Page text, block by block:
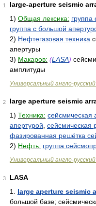
1
large-aperture seismic
1) Общая лексика: группа
группа с большой
2) Нефтегазовая техника
апертуры
3) Макаров: (LASA)
амплитуды
Универсальный англо-
2
large aperture seismic
1) Техника: сейсмическая
апертурой сейсмическая
фазированная решётка
2) Нефть: группа
Универсальный англо-
3
LASA
1. large aperture seismic
большой базе;